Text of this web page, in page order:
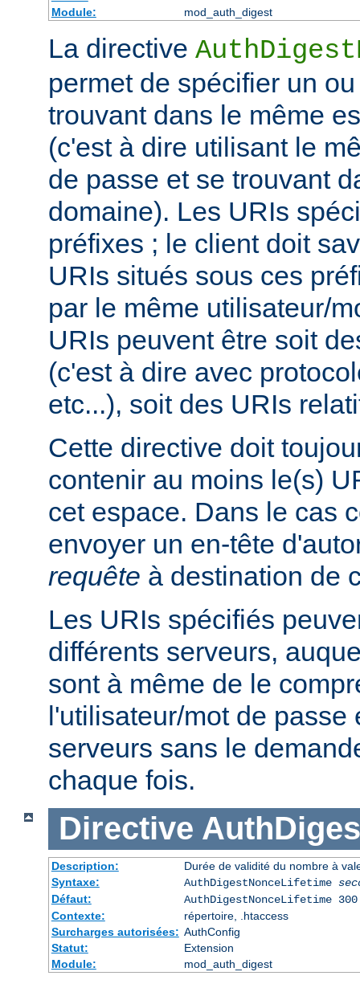
Module:
mod_auth_digest
La directive
permet de spécifier un
trouvant dans le même
(c'est à dire utilisant le
de passe et se trouvant
domaine). Les URIs
préfixes ; le client doit
URIs situés sous ces
par le même utilisateur/
URIs peuvent être soit
(c'est à dire avec
etc...), soit des URIs
Cette directive doit
contenir au moins le(s)
cet espace. Dans le cas
envoyer un en-tête
requête à destination de
Les URIs spécifiés
différents serveurs,
sont à même de le
l'utilisateur/mot de passe
serveurs sans le
chaque fois.
Directive
Description:
Durée de validité du nombre à
Syntaxe:
AuthDigestNonceLifetime
Défaut:
AuthDigestNonceLifetime 300
Contexte:
répertoire, .htaccess
Surcharges autorisées: AuthConfig
Statut:
Extension
Module:
mod_auth_digest